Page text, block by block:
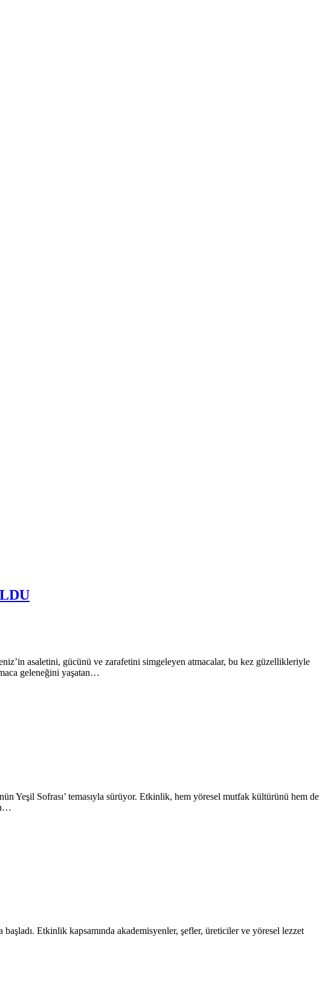
asaletini, gücünü ve zarafetini simgeleyen atmacalar, bu kez güzellikleriyle
geleneğini yaşatan…
Yeşil Sofrası’ temasıyla sürüyor. Etkinlik, hem yöresel mutfak kültürünü hem de
Etkinlik kapsamında akademisyenler, şefler, üreticiler ve yöresel lezzet